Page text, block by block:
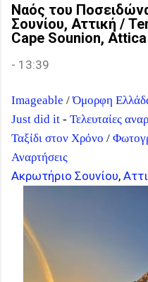
Ναός του
Σουνίου, Αττική /
Cape Sounion, Attica
- 13:39
Imageable /Όμορφη
Just did it - Τελευταίες
Ταξίδι στον Χρόνο /
Αναρτήσεις
Ακρωτήριο Σουνίου,